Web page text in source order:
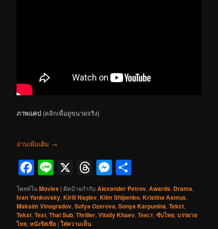
ภาพแคป (คลิกเพื่อดูขนาดจริง)
อ่านเพิ่มเติม →
Facebook
Line
X Threads
Messenger
โพสท์ในMovies | ติดป้ายกำกับ Alexander Petrov,Awards, Drama,
Ivan Yankovsky,Kirill Nagiev,Klim Shipenko,Kristina Asmus,
Maksim Vinogradov,Sofya Ozerova,Sonya Karpunina,Tekct,
Tekst,Text,Thai Sub,Thriller,Vitaliy Khaev,Текст,ซับไทย,บรรยาย
ไทย,หนังรัสเซีย |ใส่ความเห็น